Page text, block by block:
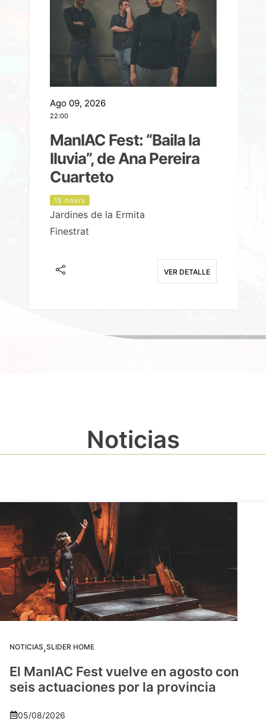
Ago 09, 2026
22:00
ManIAC Fest: “Baila la
lluvia”, de Ana Pereira
Cuarteto
15 hours
Jardines de la Ermita
Finestrat
VER DETALLE
Noticias
NOTICIAS,SLIDER HOME
El ManIAC Fest vuelve en agosto con
seis actuaciones por la provincia
05/08/2026